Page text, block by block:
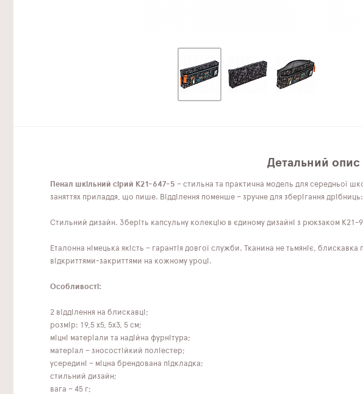
Детальний
Пенал шкільний сірий K21-647-5 – стильна та практична модель для середньої
заняттях приладдя, що пише. Відділення поменше – зручне для зберігання
Стильний дизайн. Зберіть капсульну колекцію в єдиному дизайні з рюкзаком K21-
Еталонна німецька якість – гарантія довгої служби. Тканина не тьмяніє,
відкриттями-закриттями на кожному уроці.
Особливості:
2 відділення на блискавці;
розмір: 19,5 x5, 5x3, 5 см;
міцні матеріали та надійна фурнітура;
матеріал – зносостійкий поліестер;
усередині – міцна брендована підкладка;
стильний дизайн;
вага – 45 г;